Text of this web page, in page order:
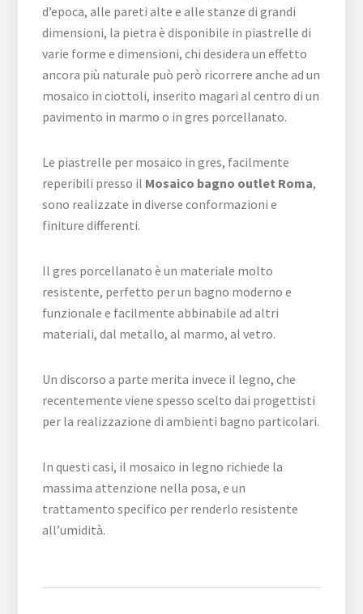
d’epoca, alle pareti alte e alle stanze di grandi
dimensioni, la pietra è disponibile in piastrelle di
varie forme e dimensioni, chi desidera un effetto
ancora più naturale può però ricorrere anche ad un
mosaico in ciottoli, inserito magari al centro di un
pavimento in marmo o in gres porcellanato.
Le piastrelle per mosaico in gres, facilmente
reperibili presso il Mosaico bagno outlet Roma,
sono realizzate in diverse conformazioni e
finiture differenti.
Il gres porcellanato è un materiale molto
resistente, perfetto per un bagno moderno e
funzionale e facilmente abbinabile ad altri
materiali, dal metallo, al marmo, al vetro.
Un discorso a parte merita invece il legno, che
recentemente viene spesso scelto dai progettisti
per la realizzazione di ambienti bagno particolari.
In questi casi, il mosaico in legno richiede la
massima attenzione nella posa, e un
trattamento specifico per renderlo resistente
all’umidità.